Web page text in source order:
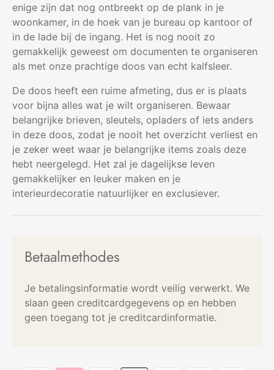
enige zijn dat nog ontbreekt op de plank in je
woonkamer, in de hoek van je bureau op kantoor of
in de lade bij de ingang. Het is nog nooit zo
gemakkelijk geweest om documenten te organiseren
als met onze prachtige doos van echt kalfsleer.
De doos heeft een ruime afmeting, dus er is plaats
voor bijna alles wat je wilt organiseren. Bewaar
belangrijke brieven, sleutels, opladers of iets anders
in deze doos, zodat je nooit het overzicht verliest en
je zeker weet waar je belangrijke items zoals deze
hebt neergelegd. Het zal je dagelijkse leven
gemakkelijker en leuker maken en je
interieurdecoratie natuurlijker en exclusiever.
Betaalmethodes
Je betalingsinformatie wordt veilig verwerkt. We
slaan geen creditcardgegevens op en hebben
geen toegang tot je creditcardinformatie.